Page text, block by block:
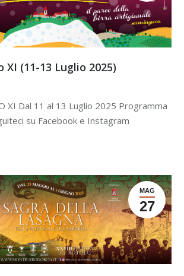
XI (11-13 Luglio 2025)
XI Dal 11 al 13 Luglio 2025 Programma
su Facebook e Instagram
MAG
27